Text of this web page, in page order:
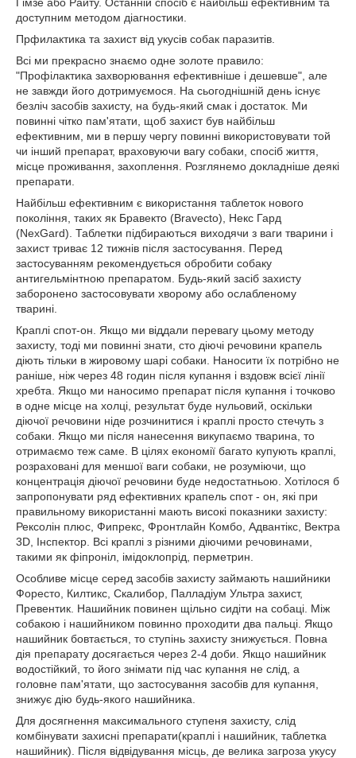
доступним методом діагностики.
Прфилактика та захист від укусів собак паразитів.
Всі ми прекрасно знаємо одне золоте правило:
"Профілактика захворювання ефективніше і дешевше", але
не завжди його дотримуємося. На сьогоднішній день існує
безліч засобів захисту, на будь-який смак і достаток. Ми
повинні чітко пам'ятати, щоб захист був найбільш
ефективним, ми в першу чергу повинні використовувати той
чи інший препарат, враховуючи вагу собаки, спосіб життя,
місце проживання, захоплення. Розглянемо докладніше деякі
препарати.
Найбільш ефективним є використання таблеток нового
покоління, таких як Бравекто (Bravecto), Некс Гард
(NexGard). Таблетки підбираються виходячи з ваги тварини і
захист триває 12 тижнів після застосування. Перед
застосуванням рекомендується обробити собаку
антигельмінтною препаратом. Будь-який засіб захисту
заборонено застосовувати хворому або ослабленому
тварині.
Краплі спот-он. Якщо ми віддали перевагу цьому методу
захисту, тоді ми повинні знати, сто діючі речовини крапель
діють тільки в жировому шарі собаки. Наносити їх потрібно не
раніше, ніж через 48 годин після купання і вздовж всієї лінії
хребта. Якщо ми наносимо препарат після купання і точково
в одне місце на холці, результат буде нульовий, оскільки
діючої речовини ніде розчинитися і краплі просто стечуть з
собаки. Якщо ми після нанесення викупаємо тварина, то
отримаємо теж саме. В цілях економії багато купують краплі,
розраховані для меншої ваги собаки, не розуміючи, що
концентрація діючої речовини буде недостатньою. Хотілося б
запропонувати ряд ефективних крапель спот - он, які при
правильному використанні мають високі показники захисту:
Рексолін плюс, Фипрекс, Фронтлайн Комбо, Адвантікс, Вектра
3D, Інспектор. Всі краплі з різними діючими речовинами,
такими як фіпроніл, імідоклопрід, перметрин.
Особливе місце серед засобів захисту займають нашийники
Форесто, Килтикс, Скалибор, Палладіум Ультра захист,
Превентик. Нашийник повинен щільно сидіти на собаці. Між
собакою і нашийником повинно проходити два пальці. Якщо
нашийник бовтається, то ступінь захисту знижується. Повна
дія препарату досягається через 2-4 доби. Якщо нашийник
водостійкий, то його знімати під час купання не слід, а
головне пам'ятати, що застосування засобів для купання,
знижує дію будь-якого нашийника.
Для досягнення максимального ступеня захисту, слід
комбінувати захисні препарати(краплі і нашийник, таблетка
нашийник). Після відвідування місць, де велика загроза укусу